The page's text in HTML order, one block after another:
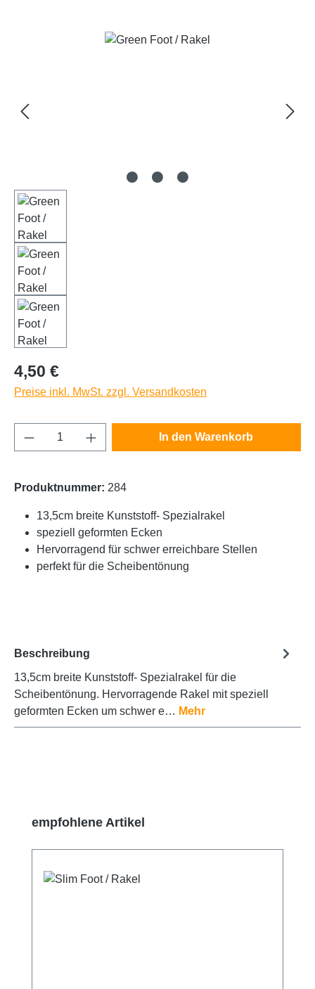
Bildergalerie überspringen
Regulärer Preis:
4,50 €
Preise inkl. MwSt. zzgl. Versandkosten
Produkt Anzahl: Gib den gewünschten
In den Warenkorb
Produktnummer: 284
13,5cm breite Kunststoff- Spezialrakel
speziell geformten Ecken
Hervorragend für schwer erreichbare Stellen
perfekt für die Scheibentönung
Beschreibung
13,5cm breite Kunststoff- Spezialrakel für die
Scheibentönung. Hervorragende Rakel mit speziell
geformten Ecken um schwer e… Mehr
Produktgalerie überspringen
empfohlene Artikel